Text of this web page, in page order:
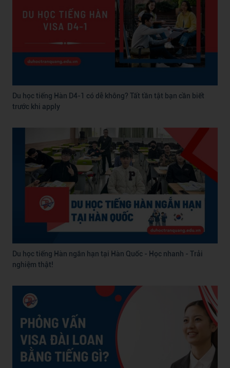
Du học tiếng Hàn D4-1 có dễ không? Tất tần tật bạn cần biết
trước khi apply
Du học tiếng Hàn ngắn hạn tại Hàn Quốc - Học nhanh - Trải
nghiệm thật!